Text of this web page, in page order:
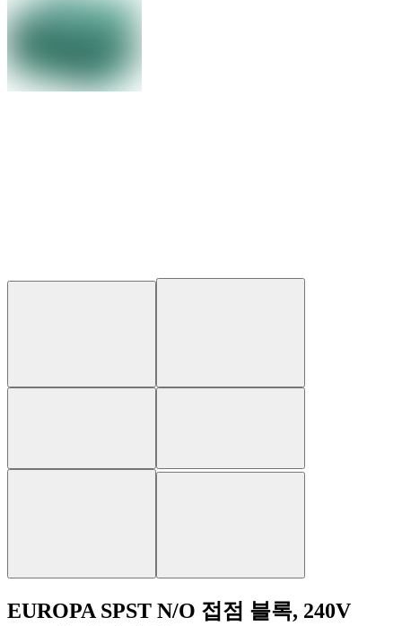
EUROPA SPST N/O 접점 블록, 240V